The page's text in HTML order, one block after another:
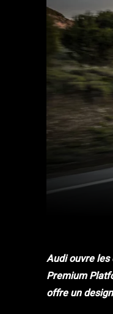
Audi ouvre les
Premium
offre un